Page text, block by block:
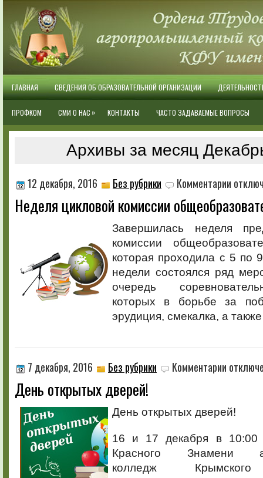
ГЛАВНАЯ СВЕДЕНИЯ ОБ ОБРАЗОВАТЕЛЬНОЙ ОРГАНИЗАЦИИ
ПРОФКОМ СМИ О НАС » КОНТАКТЫ ЧАСТО ЗАДАВАЕМЫЕ ВОПРОСЫ
Архивы за месяц
12 декабря, 2016 Без рубрики Комментарии записи
Неделя
цикловой
Неделя цикловой комиссии
Завершилась неделя
комиссии
которая проходила с 5 по
недели состоялся ряд
очередь
которых в борьбе за
эрудиция, смекалка, а
7 декабря, 2016 Без рубрики Комментарии записи
дверей!
День открытых дверей!
День открытых дверей!
16 и 17 декабря в 10:00
Красного Знамени
колледж Крымского